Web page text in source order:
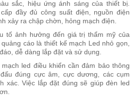
sắc, hiệu ứng ánh sáng của thiết bị.
đầy đủ công suất điện, nguồn điện
xảy ra chập chờn, hỏng mạch điện.
tố ảnh hưởng đến giá trị thẩm mỹ của
cáo là thiết kế mạch Led nhỏ gọn,
dễ dàng lắp đặt và sử dụng.
led điều khiển cần đảm bảo thông
đúng cực âm, cực dương, các cụm
xác. Việc lắp đặt đúng sẽ giúp đèn led